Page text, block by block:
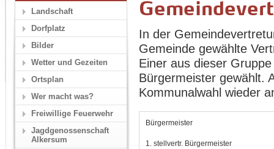
In der
Gemeinde gewählte
Einer aus dieser
Bürgermeister gewählt.
Kommunalwahl wieder
Bürgermeister
1. stellvertr. Bürgermeister
Landschaft
Dorfplatz
Bilder
Wetter und Gezeiten
Ortsplan
Wer macht was?
Freiwillige Feuerwehr
Jagdgenossenschaft
Alkersum